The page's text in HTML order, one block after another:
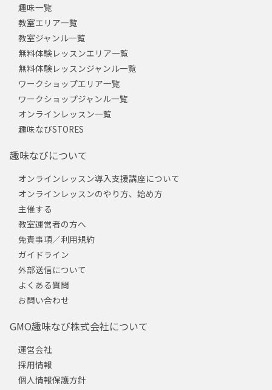
趣味一覧
教室エリア一覧
教室ジャンル一覧
無料体験レッスンエリア一覧
無料体験レッスンジャンル一覧
ワークショップエリア一覧
ワークショップジャンル一覧
オンラインレッスン一覧
趣味なびSTORES
趣味なびについて
オンラインレッスン導入支援講座について
オンラインレッスンのやり方、始め方
主催する
教室運営者の方へ
免責事項／利用規約
ガイドライン
外部送信について
よくある質問
お問い合わせ
GMO趣味なび株式会社について
運営会社
採用情報
個人情報保護方針